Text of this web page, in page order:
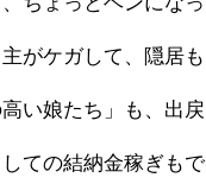
がケガして、隠居
い娘たち」も、出
ての結納金稼ぎも